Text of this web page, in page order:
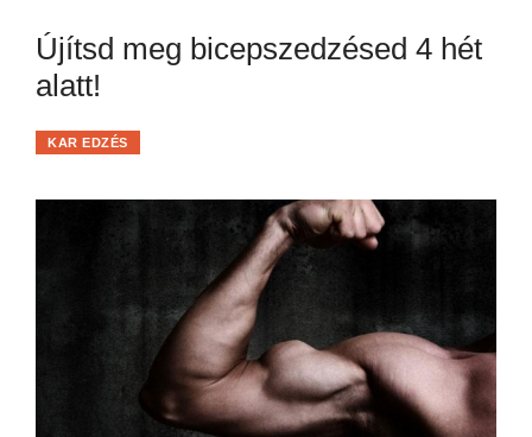
Újítsd meg bicepszedzésed 4 hét
alatt!
KAR EDZÉS